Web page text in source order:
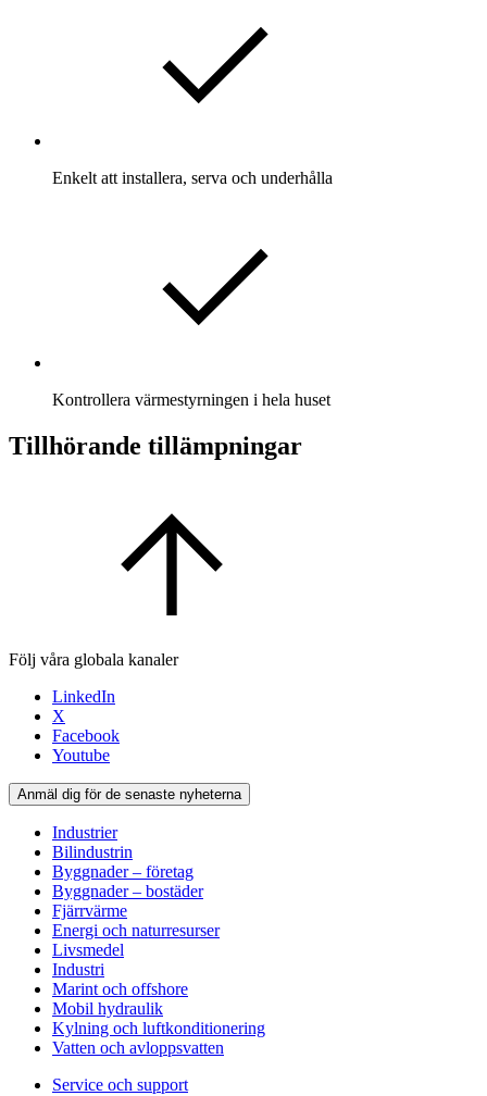
Enkelt att installera, serva och underhålla
Kontrollera värmestyrningen i hela huset
Tillhörande tillämpningar
Följ våra globala kanaler
LinkedIn
X
Facebook
Youtube
Anmäl dig för de senaste nyheterna
Industrier
Bilindustrin
Byggnader – företag
Byggnader – bostäder
Fjärrvärme
Energi och naturresurser
Livsmedel
Industri
Marint och offshore
Mobil hydraulik
Kylning och luftkonditionering
Vatten och avloppsvatten
Service och support